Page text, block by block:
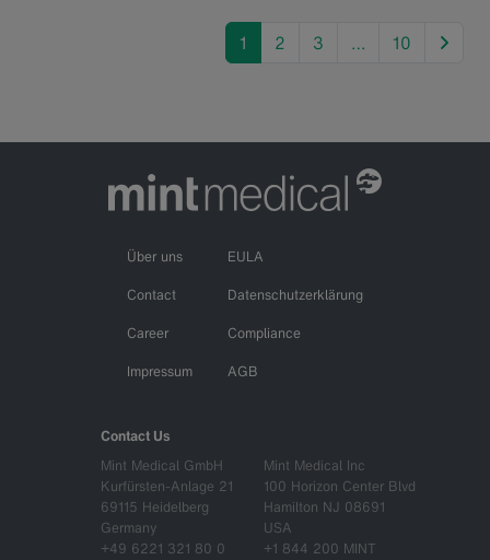
1 2 3 … 10
Über uns
Contact
Career
Impressum
EULA
Datenschutzerklärung
Compliance
AGB
Contact Us
Mint Medical GmbH
Kurfürsten-Anlage 21
69115 Heidelberg
Germany
+49 6221 321 80 0
Mint Medical Inc
100 Horizon Center Blvd
Hamilton NJ 08691
USA
+1 844 200 MINT